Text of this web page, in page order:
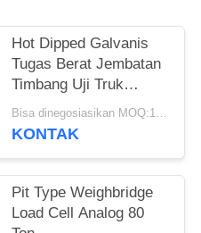
Hot Dipped Galvanis
Tugas Berat Jembatan
Timbang Uji Truk
Modular Bergerak
Bisa dinegosiasikan MOQ:1 Set
KONTAK
Pit Type Weighbridge
Load Cell Analog 80